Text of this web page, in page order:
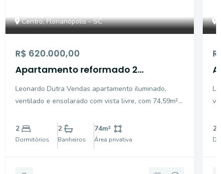
Centro, Florianópolis - SC
R$ 620.000,00
Apartamento reformado 2
Leonardo Dutra Vendas apartamento iluminado,
ventilado e ensolarado com vista livre, com 74,59m²
Florianópolis. O imóvel conta com 2 dormitórios, 2
banheiros, living para 2 ambientes, cozinha planejada
2
Dormitórios
2
Banheiros
74m²
Área privativa
ventilado e
2